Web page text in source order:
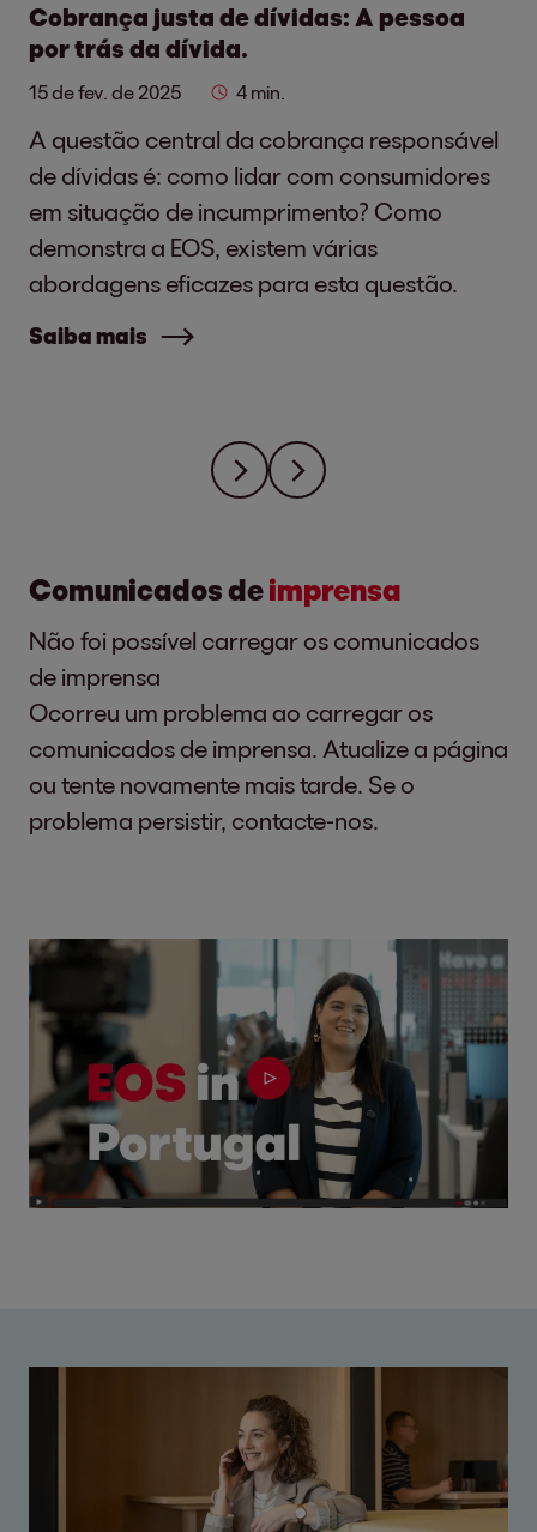
Cobrança justa de dívidas: A pessoa
por trás da dívida.
15 de fev. de 2025 4 min.
A questão central da cobrança responsável
de dívidas é: como lidar com consumidores
em situação de incumprimento? Como
demonstra a EOS, existem várias
abordagens eficazes para esta questão.
Saiba mais
Comunicados deimprensa
Não foi possível carregar os comunicados
de imprensa
Ocorreu um problema ao carregar os
comunicados de imprensa. Atualize a página
ou tente novamente mais tarde. Se o
problema persistir, contacte-nos.